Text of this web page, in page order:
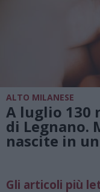
ALTO MILANESE
A luglio 130
di Legnano.
nascite in
Gli articoli più